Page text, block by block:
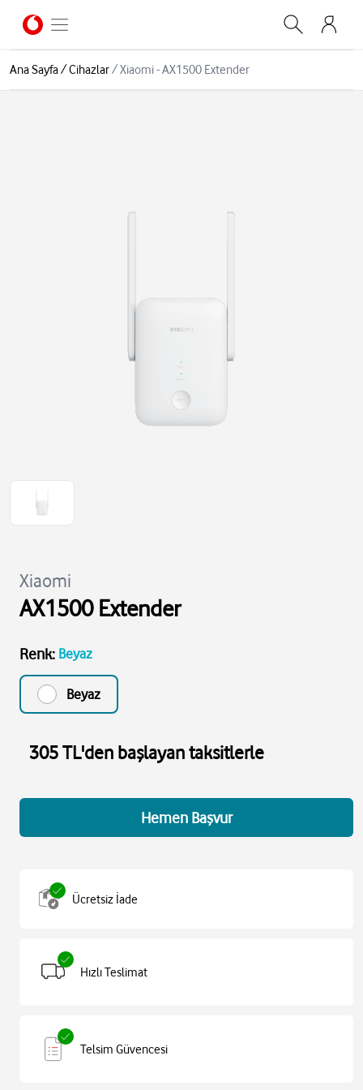
Ana Sayfa/Cihazlar/Xiaomi - AX1500 Extender
Xiaomi
AX1500 Extender
Renk: Beyaz
Beyaz
305 TL'den başlayan taksitlerle
Hemen Başvur
Ücretsiz İade
Hızlı Teslimat
Telsim Güvencesi